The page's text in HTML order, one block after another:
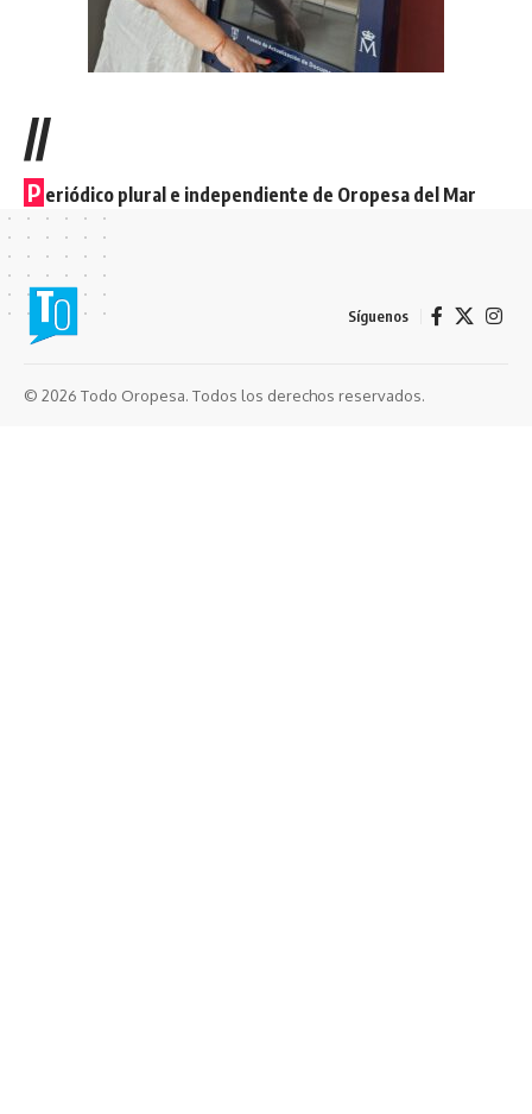
//
P eriódico plural e independiente de Oropesa del Mar
Síguenos
© 2026 Todo Oropesa. Todos los derechos reservados.